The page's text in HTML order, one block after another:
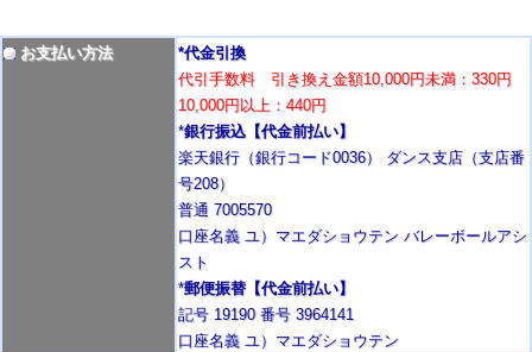
お支払い方法
*代金引換
代引手数料 引き換え金額10,000円未満：330円
10,000円以上：440円
*銀行振込【代金前払い】
楽天銀行（銀行コード0036） ダンス支店（支店番
号208）
普通 7005570
口座名義 ユ）マエダショウテン バレーボールアシ
スト
*郵便振替【代金前払い】
記号 19190 番号 3964141
口座名義 ユ）マエダショウテン